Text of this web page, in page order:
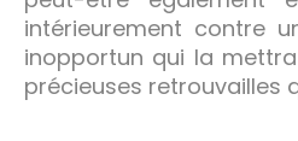
intérieurement contre
inopportun qui la
précieuses retrouvailles